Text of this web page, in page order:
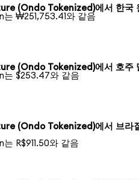
(Ondo Tokenized)에서 한국
는 ₩251,753.41와 같음
(Ondo Tokenized)에서 호주
는 $253.47와 같음
(Ondo Tokenized)에서 브라
는 R$911.50와 같음